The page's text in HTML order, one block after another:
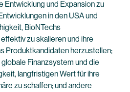
Entwicklung und Expansion zu
in den USA und
BioNTechs
zu skalieren und ihre
Produktkandidaten herzustellen;
Finanzsystem und die
langfristigen Wert für ihre
zu schaffen; und andere